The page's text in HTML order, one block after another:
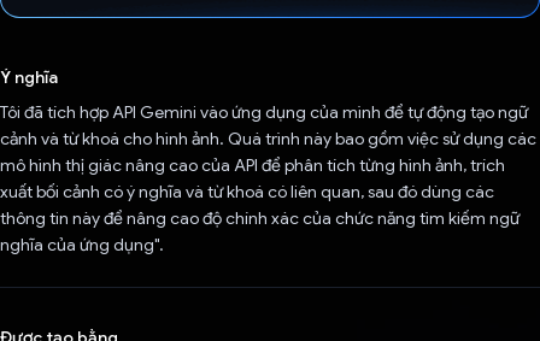
Ý nghĩa
Tôi đã tích hợp API Gemini vào ứng dụng của mình để tự động tạo ngữ
cảnh và từ khoá cho hình ảnh. Quá trình này bao gồm việc sử dụng các
mô hình thị giác nâng cao của API để phân tích từng hình ảnh, trích
xuất bối cảnh có ý nghĩa và từ khoá có liên quan, sau đó dùng các
thông tin này để nâng cao độ chính xác của chức năng tìm kiếm ngữ
nghĩa của ứng dụng".